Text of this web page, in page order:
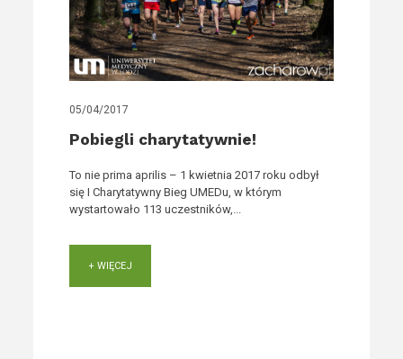
05/04/2017
Pobiegli charytatywnie!
To nie prima aprilis – 1 kwietnia 2017 roku odbył
się I Charytatywny Bieg UMEDu, w którym
wystartowało 113 uczestników,...
+ WIĘCEJ